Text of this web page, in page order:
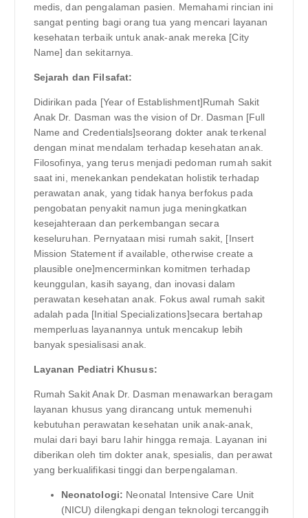
medis, dan pengalaman pasien. Memahami rincian ini
sangat penting bagi orang tua yang mencari layanan
kesehatan terbaik untuk anak-anak mereka [City
Name] dan sekitarnya.
Sejarah dan Filsafat:
Didirikan pada [Year of Establishment]Rumah Sakit
Anak Dr. Dasman was the vision of Dr. Dasman [Full
Name and Credentials]seorang dokter anak terkenal
dengan minat mendalam terhadap kesehatan anak.
Filosofinya, yang terus menjadi pedoman rumah sakit
saat ini, menekankan pendekatan holistik terhadap
perawatan anak, yang tidak hanya berfokus pada
pengobatan penyakit namun juga meningkatkan
kesejahteraan dan perkembangan secara
keseluruhan. Pernyataan misi rumah sakit, [Insert
Mission Statement if available, otherwise create a
plausible one]mencerminkan komitmen terhadap
keunggulan, kasih sayang, dan inovasi dalam
perawatan kesehatan anak. Fokus awal rumah sakit
adalah pada [Initial Specializations]secara bertahap
memperluas layanannya untuk mencakup lebih
banyak spesialisasi anak.
Layanan Pediatri Khusus:
Rumah Sakit Anak Dr. Dasman menawarkan beragam
layanan khusus yang dirancang untuk memenuhi
kebutuhan perawatan kesehatan unik anak-anak,
mulai dari bayi baru lahir hingga remaja. Layanan ini
diberikan oleh tim dokter anak, spesialis, dan perawat
yang berkualifikasi tinggi dan berpengalaman.
Neonatologi: Neonatal Intensive Care Unit
(NICU) dilengkapi dengan teknologi tercanggih